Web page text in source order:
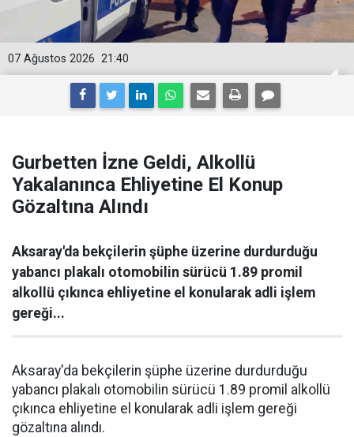
21:40
07 Ağustos 2026
Gurbetten İzne Geldi, Alkollü
Yakalanınca Ehliyetine El Konup
Gözaltına Alındı
Aksaray'da bekçilerin şüphe üzerine durdurduğu
yabancı plakalı otomobilin sürücü 1.89 promil
alkollü çıkınca ehliyetine el konularak adli işlem
gereği...
Aksaray'da bekçilerin şüphe üzerine durdurduğu
yabancı plakalı otomobilin sürücü 1.89 promil alkollü
çıkınca ehliyetine el konularak adli işlem gereği
gözaltına alındı.